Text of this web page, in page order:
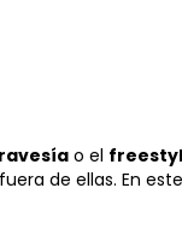
o el
de ellas. En